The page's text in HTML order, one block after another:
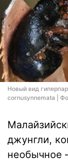
Новый вид
cornusynnemata |
джунгли,
необычное